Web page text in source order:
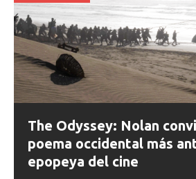
The Odyssey: Nolan
poema occidental más
epopeya del cine